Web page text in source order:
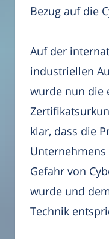
Bezug auf die
Auf der
industriellen
wurde nun die
klar, dass die
Gefahr von
wurde und
Technik